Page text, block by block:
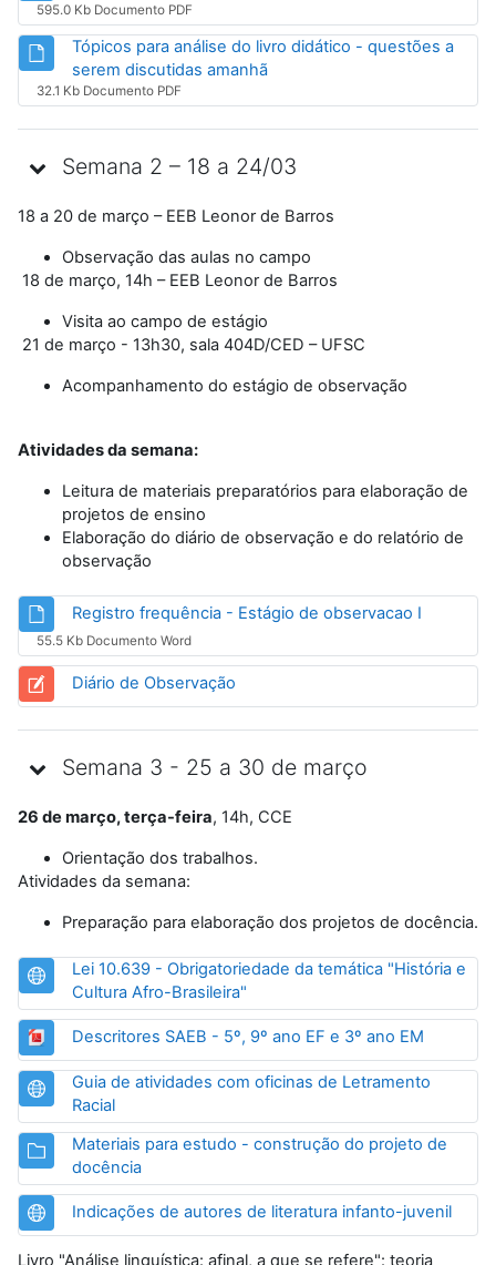
595.0 Kb Documento PDF
Tópicos para análise do livro didático - questões a
serem discutidas amanhãArquivo
32.1 Kb Documento PDF
Semana 2 – 18 a 24/03
18 a 20 de março – EEB Leonor de Barros
Observação das aulas no campo
18 de março, 14h – EEB Leonor de Barros
Visita ao campo de estágio
21 de março - 13h30, sala 404D/CED – UFSC
Acompanhamento do estágio de observação
Atividades da semana:
Leitura de materiais preparatórios para elaboração de
projetos de ensino
Elaboração do diário de observação e do relatório de
observação
Registro frequência - Estágio de observacao I
55.5 Kb Documento Word
Diário de Observação
Semana 3 - 25 a 30 de março
26 de março, terça-feira, 14h, CCE
Orientação dos trabalhos.
Atividades da semana:
Preparação para elaboração dos projetos de docência.
Lei 10.639 - Obrigatoriedade da temática "História e
Cultura Afro-Brasileira"
Descritores SAEB - 5º, 9º ano EF e 3º ano EM
Guia de atividades com oficinas de Letramento
RacialURL
Materiais para estudo - construção do projeto de
docênciaPasta
Indicações de autores de literatura infanto-juvenilURL
Livro "Análise linguística: afinal, a que se refere": teoria